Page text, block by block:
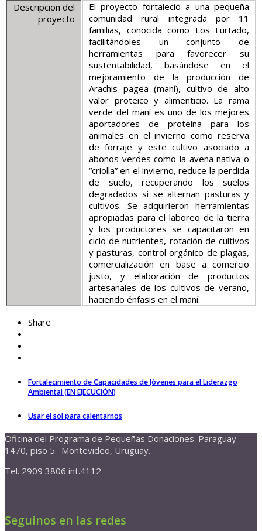
Descripcion del
proyecto
El proyecto fortaleció a una pequeña
comunidad rural integrada por 11
familias, conocida como Los Furtado,
facilitándoles un conjunto de
herramientas para favorecer su
sustentabilidad, basándose en el
mejoramiento de la producción de
Arachis pagea (maní), cultivo de alto
valor proteico y alimenticio. La rama
verde del maní es uno de los mejores
aportadores de proteína para los
animales en el invierno como reserva
de forraje y este cultivo asociado a
abonos verdes como la avena nativa o
“criolla” en el invierno, reduce la perdida
de suelo, recuperando los suelos
degradados si se alternan pasturas y
cultivos. Se adquirieron herramientas
apropiadas para el laboreo de la tierra
y los productores se capacitaron en
ciclo de nutrientes, rotación de cultivos
y pasturas, control orgánico de plagas,
comercialización en base a comercio
justo, y elaboración de productos
artesanales de los cultivos de verano,
haciendo énfasis en el maní.
Share :
Fortalecimiento de Capacidades de Jóvenes para el Liderazgo
Ambiental (EN EJECUCIÓN)
Usar el sol para calentarnos
Oficina del Programa de Pequeñas Donaciones. Paraguay
1470, piso 5. Montevideo, Uruguay.
Tel. 2909 3806 int.4112
Seguinos en las redes